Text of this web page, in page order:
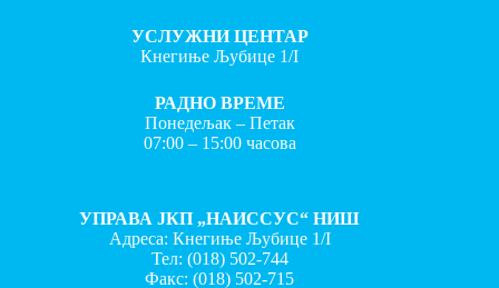
УСЛУЖНИ ЦЕНТАР
Кнегиње Љубице 1/I
РАДНО ВРЕМЕ
Понедељак – Петак
07:00 – 15:00 часова
УПРАВА ЈКП „НАИССУС“ НИШ
Адреса: Кнегиње Љубице 1/I
Тел: (018) 502-744
Факс:(018) 502-715